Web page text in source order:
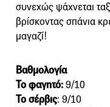
συνεχώς ψάχνεται
βρίσκοντας σπάνια
μαγαζί!
Βαθμολογία
Το φαγητό:9/10
Το σέρβις: 9/10